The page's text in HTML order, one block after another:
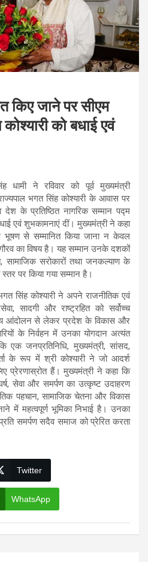
किए जाने पर सीएम
कोश्यारी को बधाई एवं
धामी ने रविवार को पूर्व मुख्यमंत्री
भगत सिंह कोश्यारी के आवास पर
देश के प्रतिष्ठित नागरिक सम्मान पद्म
एवं शुभकामनाएं दीं। मुख्यमंत्री ने कहा
भूषण से सम्मानित किया जाना न केवल
का विषय है। यह सम्मान उनके दशकों
सामाजिक सरोकारों तथा जनकल्याण के
स्तर पर किया गया सम्मान है।
सिंह कोश्यारी ने अपने राजनीतिक एवं
सादगी और राष्ट्रहित को सर्वोच्च
आंदोलन से लेकर प्रदेश के विकास और
के निर्वहन में उनका योगदान अत्यंत
एक जनप्रतिनिधि, मुख्यमंत्री, सांसद,
के रूप में श्री कोश्यारी ने जो आदर्श
प्रेरणास्रोत हैं। मुख्यमंत्री ने कहा कि
सेवा और समर्पण का उत्कृष्ट उदाहरण
पहचान, सामाजिक चेतना और विकास
में महत्वपूर्ण भूमिका निभाई है। उनका
समर्पण सदैव समाज को प्रेरित करता
Twitter
WhatsApp